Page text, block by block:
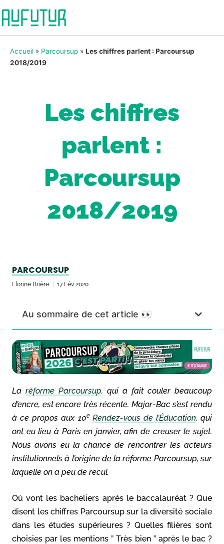
Accueil » Parcoursup » Les chiffres parlent : Parcoursup
2018/2019
Les chiffres
parlent :
Parcoursup
2018/2019
PARCOURSUP
Florine Brière 17 Fév 2020
Au sommaire de cet article 👀
La réforme Parcoursup, qui a fait couler beaucoup
d’encre, est encore très récente. Major-Bac s’est rendu
à ce propos aux 10e Rendez-vous de l’Éducation, qui
ont eu lieu à Paris en janvier, afin de creuser le sujet.
Nous avons eu la chance de rencontrer les acteurs
institutionnels à l’origine de la réforme Parcoursup, sur
laquelle on a peu de recul.
Où vont les bacheliers après le baccalauréat ? Que
disent les chiffres Parcoursup sur la diversité sociale
dans les études supérieures ? Quelles filières sont
choisies par les mentions ” Très bien ” après le bac ?